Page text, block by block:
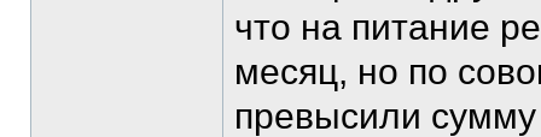
что на питание
месяц, но по
превысили